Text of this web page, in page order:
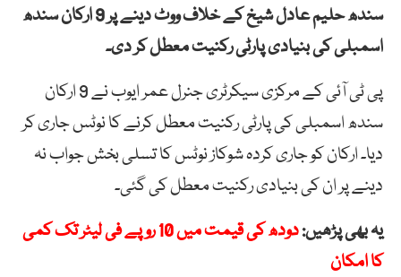
سندھ حلیم عادل شیخ کے خلاف ووٹ دینے پر 9 ارکان سندھ
اسمبلی کی بنیادی پارٹی رکنیت معطل کر دی۔
پی ٹی آئی کے مرکزی سیکرٹری جنرل عمر ایوب نے 9 ارکان
سندھ اسمبلی کی پارٹی رکنیت معطل کرنے کا نوٹس جاری کر
دیا۔ ارکان کو جاری کردہ شوکاز نوٹس کا تسلی بخش جواب نہ
دینے پر ان کی بنیادی رکنیت معطل کی گئی۔
یہ بھی پڑھیں:
دودھ کی قیمت میں 10 روپے فی لیٹر تک کمی
کا امکان